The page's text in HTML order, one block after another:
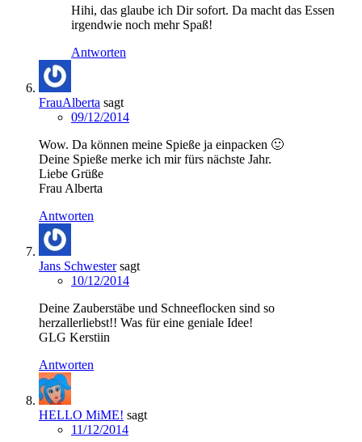
Hihi, das glaube ich Dir sofort. Da macht das Essen
irgendwie noch mehr Spaß!
Antworten
FrauAlberta sagt
09/12/2014
Wow. Da können meine Spieße ja einpacken 🙂
Deine Spieße merke ich mir fürs nächste Jahr.
Liebe Grüße
Frau Alberta
Antworten
Jans Schwester sagt
10/12/2014
Deine Zauberstäbe und Schneeflocken sind so
herzallerliebst!! Was für eine geniale Idee!
GLG Kerstiin
Antworten
HELLO MiME! sagt
11/12/2014